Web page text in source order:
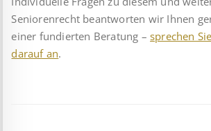
Seniorenrecht beantworten wir Ihnen
einer fundierten Beratung –sprechen
darauf an.